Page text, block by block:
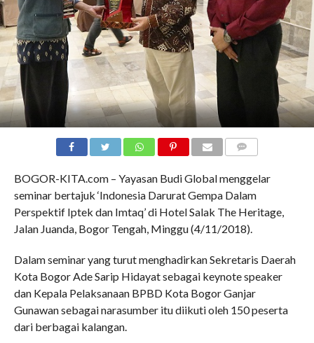
BOGOR-KITA.com – Yayasan Budi Global menggelar
seminar bertajuk ‘Indonesia Darurat Gempa Dalam
Perspektif Iptek dan Imtaq’ di Hotel Salak The Heritage,
Jalan Juanda, Bogor Tengah, Minggu (4/11/2018).
Dalam seminar yang turut menghadirkan Sekretaris Daerah
Kota Bogor Ade Sarip Hidayat sebagai keynote speaker
dan Kepala Pelaksanaan BPBD Kota Bogor Ganjar
Gunawan sebagai narasumber itu diikuti oleh 150 peserta
dari berbagai kalangan.